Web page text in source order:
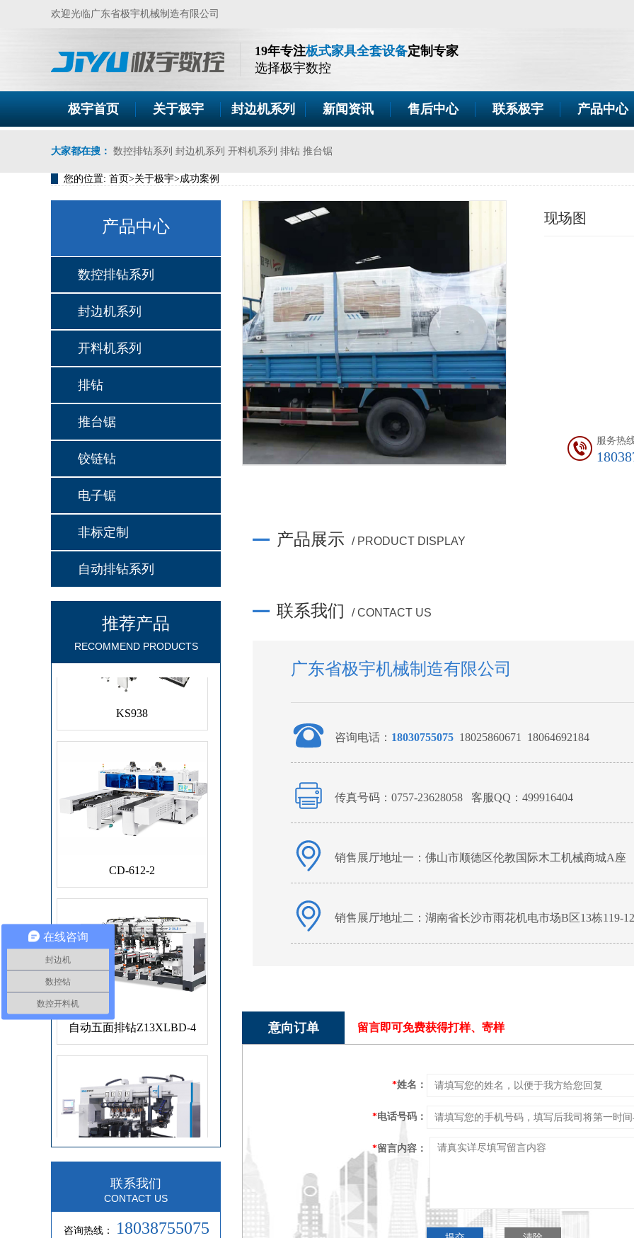
欢迎光临广东省极宇机械制造有限公司
19年专注板式家具全套设备定制专家
选择极宇数控
极宇首页 关于极宇 封边机系列 新闻资讯 售后中心 联系极宇 产品中心
大家都在搜： 数控排钻系列 封边机系列 开料机系列 排钻 推台锯
您的位置: 首页>关于极宇>成功案例
产品中心
数控排钻系列
封边机系列
开料机系列
排钻
推台锯
铰链钻
电子锯
非标定制
自动排钻系列
推荐产品
RECOMMEND PRODUCTS
JY-668JKGSSFC(pur)
KS938
自动五面排钻Z13XLBD-4
联系我们
CONTACT US
咨询热线： 18038755075
现场图
服务热
产品展示 / PRODUCT DISPLAY
联系我们 / CONTACT US
广东省极宇机械制造有限公司
咨询电话： 18030755075 18025860671 18064692184
传真号码：0757-23628058 客服QQ：499916404
销售展厅地址一：佛山市顺德区伦教国际木工机械商城A座
销售展厅地址二：湖南省长沙市雨花机电市场B区13栋119-
意向订单 留言即可免费获得打样、寄样
*姓名：
*电话号码：
*留言内容：
在线咨询
封边机
数控钻
数控开料机